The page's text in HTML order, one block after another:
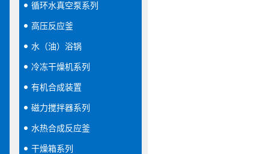
循环水真空泵系列
高压反应釜
水（油）浴锅
冷冻干燥机系列
有机合成装置
磁力搅拌器系列
水热合成反应釜
干燥箱系列